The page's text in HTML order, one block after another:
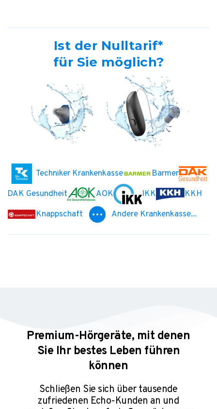
Ist der Nulltarif*
für Sie möglich?
Techniker Krankenkasse
Barmer
DAK Gesundheit
AOK IKK
KKH
Knappschaft
Andere Krankenkasse...
Premium-Hörgeräte, mit denen
Sie Ihr bestes Leben führen
können
Schließen Sie sich über tausende
zufriedenen Echo-Kunden an und